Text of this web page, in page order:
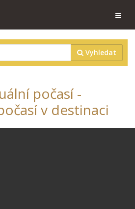
Vyhledat
počasí -
v destinaci